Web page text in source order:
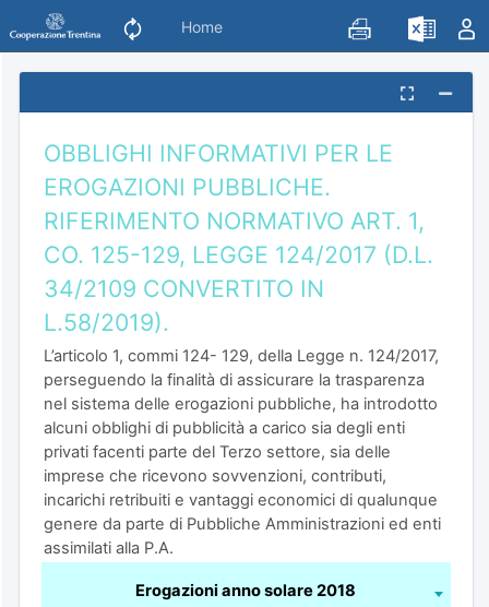
Home
OBBLIGHI INFORMATIVI PER LE
EROGAZIONI PUBBLICHE.
RIFERIMENTO NORMATIVO ART. 1,
CO. 125-129, LEGGE 124/2017 (D.L.
34/2109 CONVERTITO IN
L.58/2019).
L’articolo 1, commi 124- 129, della Legge n. 124/2017,
perseguendo la finalità di assicurare la trasparenza
nel sistema delle erogazioni pubbliche, ha introdotto
alcuni obblighi di pubblicità a carico sia degli enti
privati facenti parte del Terzo settore, sia delle
imprese che ricevono sovvenzioni, contributi,
incarichi retribuiti e vantaggi economici di qualunque
genere da parte di Pubbliche Amministrazioni ed enti
assimilati alla P.A.
Erogazioni anno solare 2018